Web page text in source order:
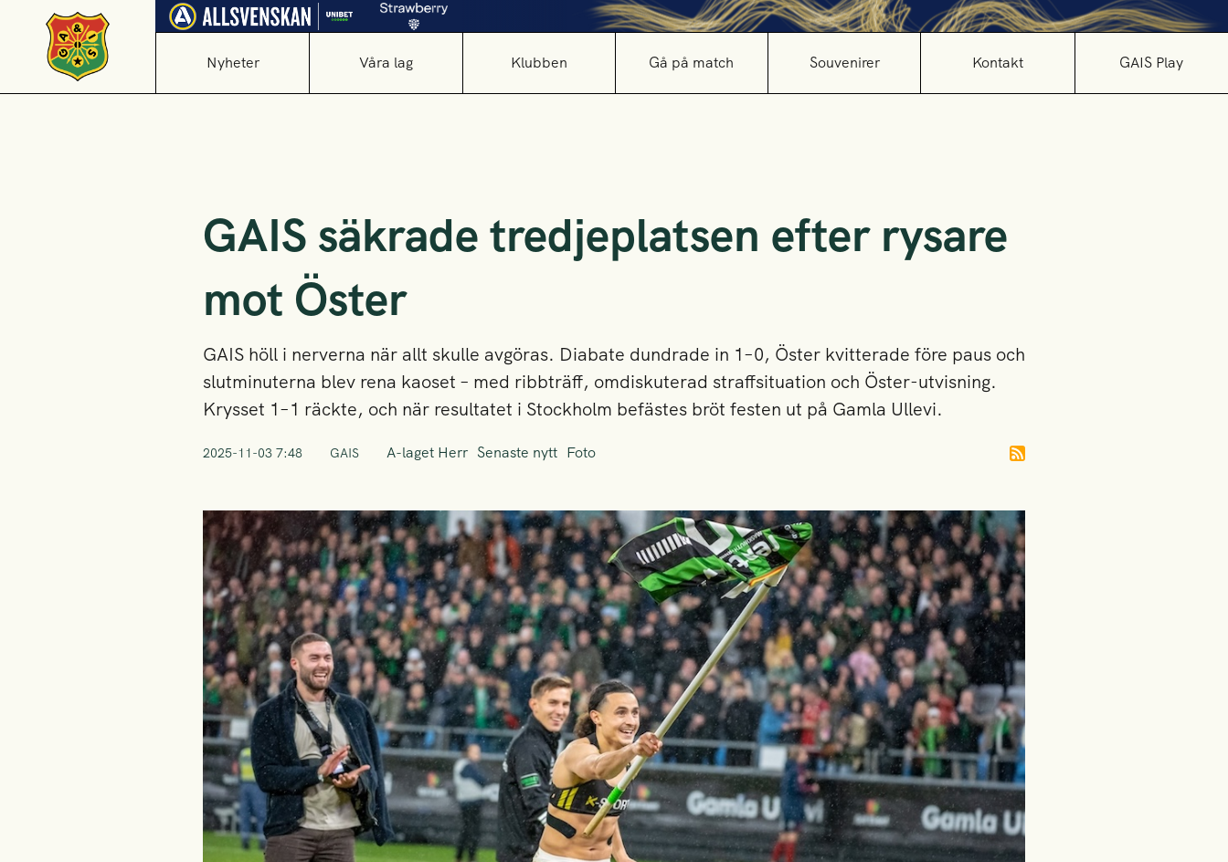
Nyheter Våra lag Klubben Gå på match Souvenirer Kontakt GAIS Play
GAIS säkrade tredjeplatsen efter rysare
mot Öster
GAIS höll i nerverna när allt skulle avgöras. Diabate dundrade in 1–0, Öster kvitterade före paus och
slutminuterna blev rena kaoset – med ribbträff, omdiskuterad straffsituation och Öster-utvisning.
Krysset 1–1 räckte, och när resultatet i Stockholm befästes bröt festen ut på Gamla Ullevi.
2025-11-03 7:48 GAIS A-laget Herr Senaste nytt Foto